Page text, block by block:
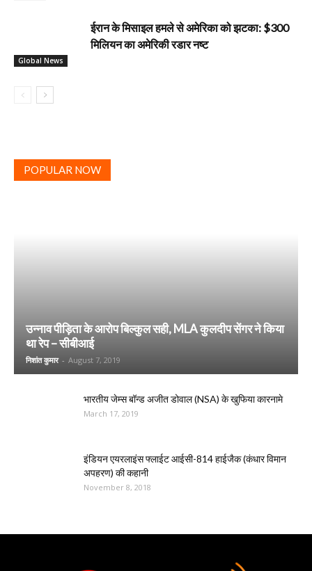
Global News
ईरान के मिसाइल हमले से अमेरिका को झटका: $300
मिलियन का अमेरिकी रडार नष्ट
POPULAR NOW
उन्नाव पीड़िता के आरोप बिल्कुल सही, MLA कुलदीप सेंगर ने किया
था रेप – सीबीआई
निशांत कुमार - August 7, 2019
भारतीय जेम्स बॉन्ड अजीत डोवाल (NSA) के खुफिया कारनामे
March 17, 2019
इंडियन एयरलाइंस फ्लाईट आईसी-814 हाईजैक (कंधार विमान
अपहरण) की कहानी
November 8, 2018